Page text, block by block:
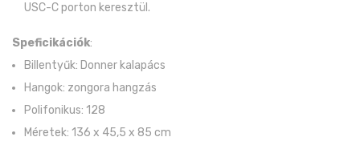
USC-C porton keresztül.
Speficikációk:
Billentyűk: Donner kalapács
Hangok: zongora hangzás
Polifonikus: 128
Méretek: 136 x 45,5 x 85 cm